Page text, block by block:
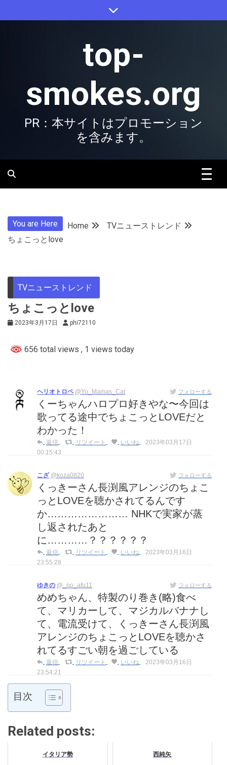
to
top-
smokes.org
PR：本サイトはプロモーション
を含みます。
You are Here Home
TVニューストレンド
ちょこっとlove
TVニューストレンド
ちょこっとlove
2023年3月17日 phi72110
656 total views , 1 views today
ヘリオトロペ @Yo_Mamas_Cat フォローする
くーちゃんハロプロ好きやな〜今回は
歌ってる途中でちょこっとLOVEだと
わかった！
返信 リツイート いいね
2023年03月17日
00:15:43
こざ @koza0820 フォローする
くっきーさん長渕風アレンジのちょこ
っとLOVEを聴かされてるんです
か…………………… NHKで実家が蒸
し返されたあと
に…………？？？？？？
返信 リツイート いいね
2023年03月16日
23:55:28
ゆきの @_no_afu11 フォローする
めめちゃん、特製のり巻き(略)食べ
て、マリカーして、マジカルバナナし
て、電流受けて、くっきーさん長渕風
アレンジのちょこっとLOVEを聴かさ
れてるすごい朝を過ごしている
返信 リツイート いいね
2023年03月16日
23:54:21
目次
Related posts:
イタリア勢 西純矢